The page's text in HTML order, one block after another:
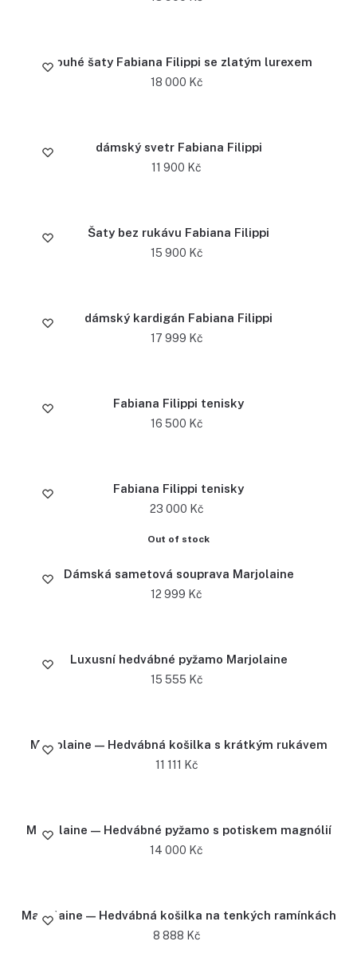
dlouhé šaty Fabiana Filippi se zlatým lurexem
18 000 Kč
dámský svetr Fabiana Filippi
11 900 Kč
Šaty bez rukávu Fabiana Filippi
15 900 Kč
dámský kardigán Fabiana Filippi
17 999 Kč
Fabiana Filippi tenisky
16 500 Kč
Fabiana Filippi tenisky
23 000 Kč
Out of stock
Dámská sametová souprava Marjolaine
12 999 Kč
Luxusní hedvábné pyžamo Marjolaine
15 555 Kč
Marjolaine — Hedvábná košilka s krátkým rukávem
11 111 Kč
Marjolaine — Hedvábné pyžamo s potiskem magnólií
14 000 Kč
Marjolaine — Hedvábná košilka na tenkých ramínkách
8 888 Kč